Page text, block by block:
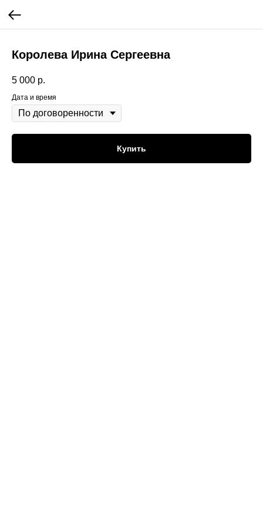
Королева Ирина Сергеевна
5 000 р.
Дата и время
Купить